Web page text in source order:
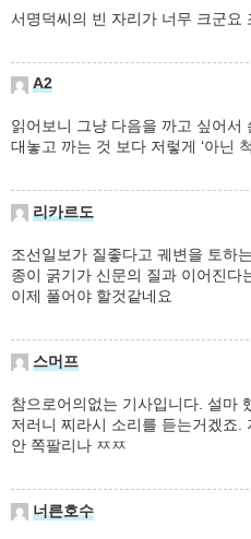
서명덕씨의 빈 자리가 너무 크군
A2
읽어보니 그냥 다음을 까고 싶어서
대놓고 까는 것 보다 저렇게 ‘아닌
리카르도
조선일보가 질좋다고 궤변을 토하
종이 굵기가 신문의 질과 이어진다
이제 풀어야 할것같네요
스머프
참으로어의없는 기사입니다. 설마
저러니 찌라시 소리를 듣는거겠죠.
안 쪽팔리나 ㅉㅉ
너른호수